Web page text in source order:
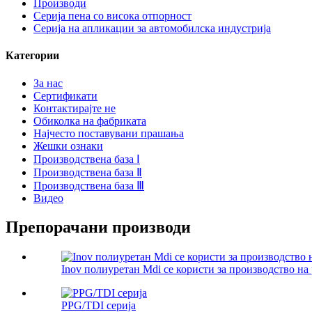
Производи
Серија пена со висока отпорност
Серија на апликации за автомобилска индустрија
Категории
За нас
Сертификати
Контактирајте не
Обиколка на фабриката
Најчесто поставувани прашања
Жешки ознаки
Производствена база Ⅰ
Производствена база Ⅱ
Производствена база Ⅲ
Видео
Препорачани производи
Inov полиуретан Mdi се користи за производство на
PPG/TDI серија